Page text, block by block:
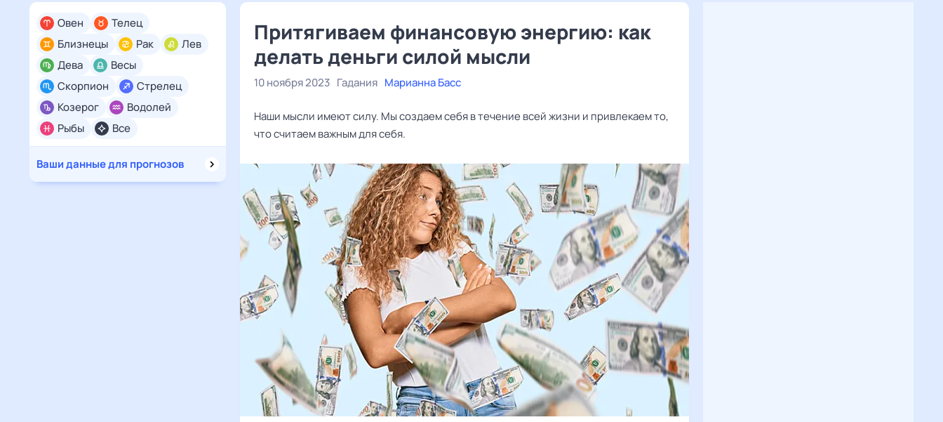
Все
Овен
Телец
Близнецы
Рак
Лев
Дева
Весы
Скорпион
Стрелец
Козерог
Водолей
Рыбы
Ваши данные для прогнозов
Притягиваем финансовую энергию: как
делать деньги силой мысли
10 ноября 2023 Гадания Марианна Басс
Наши мысли имеют силу. Мы создаем себя в течение всей жизни и привлекаем то,
что считаем важным для себя.